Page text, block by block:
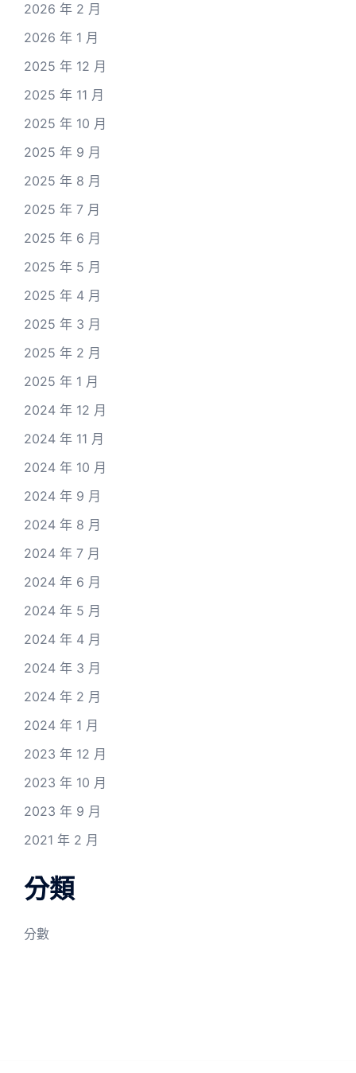
2026 年 2 月
2026 年 1 月
2025 年 12 月
2025 年 11 月
2025 年 10 月
2025 年 9 月
2025 年 8 月
2025 年 7 月
2025 年 6 月
2025 年 5 月
2025 年 4 月
2025 年 3 月
2025 年 2 月
2025 年 1 月
2024 年 12 月
2024 年 11 月
2024 年 10 月
2024 年 9 月
2024 年 8 月
2024 年 7 月
2024 年 6 月
2024 年 5 月
2024 年 4 月
2024 年 3 月
2024 年 2 月
2024 年 1 月
2023 年 12 月
2023 年 10 月
2023 年 9 月
2021 年 2 月
分類
分數